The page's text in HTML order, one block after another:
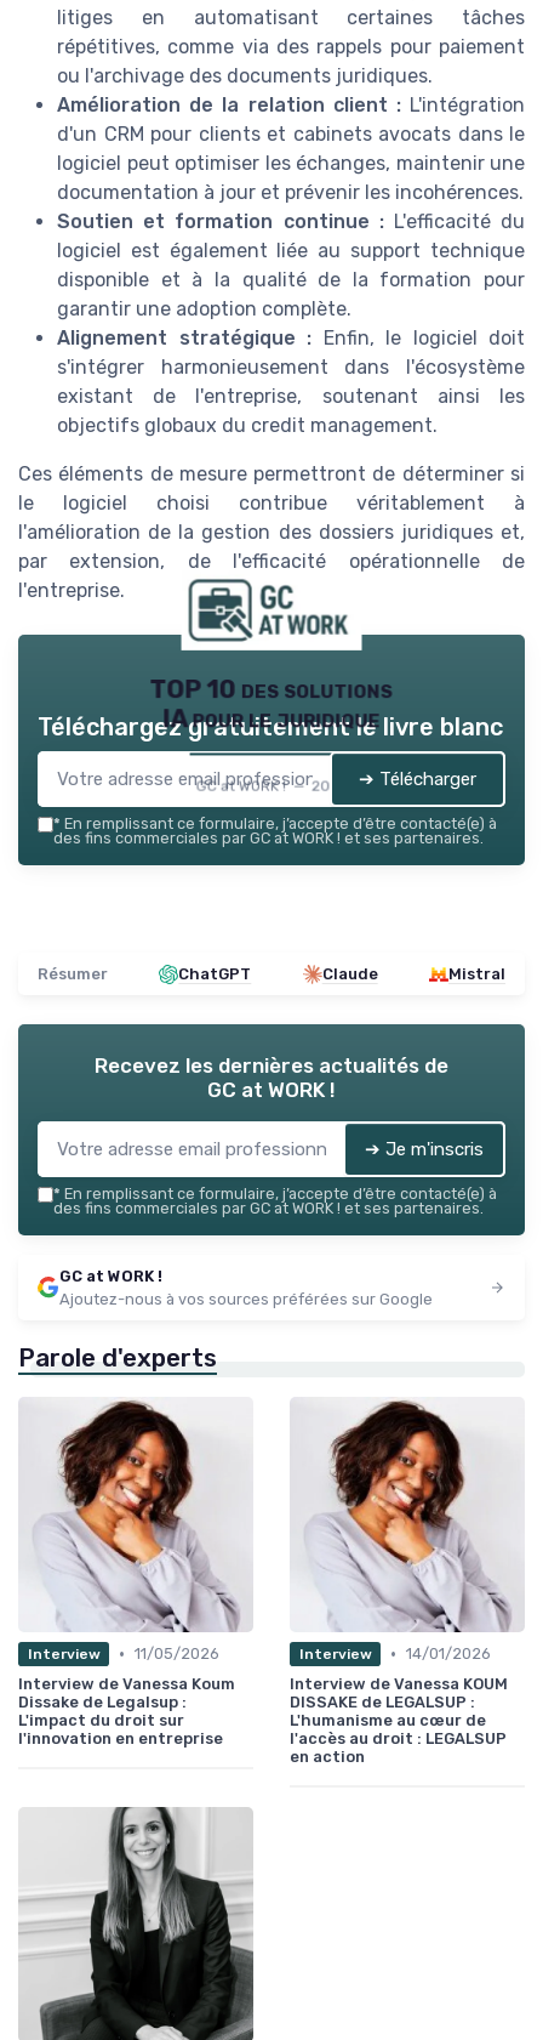
litiges en automatisant certaines tâches
répétitives, comme via des rappels pour paiement
ou l'archivage des documents juridiques.
Amélioration de la relation client :L'intégration
d'un CRM pour clients et cabinets avocats dans le
logiciel peut optimiser les échanges, maintenir une
documentation à jour et prévenir les incohérences.
Soutien et formation continue :L'efficacité du
logiciel est également liée au support technique
disponible et à la qualité de la formation pour
garantir une adoption complète.
Alignement stratégique : Enfin, le logiciel doit
s'intégrer harmonieusement dans l'écosystème
existant de l'entreprise, soutenant ainsi les
objectifs globaux du credit management.
Ces éléments de mesure permettront de déterminer si
le logiciel choisi contribue véritablement à
l'amélioration de la gestion des dossiers juridiques et,
par extension, de l'efficacité opérationnelle de
l'entreprise.
TOP 10 des solutions
IA pour le juridique
GC at WORK ! — 2026
Téléchargez gratuitement le livre blanc
➔ Télécharger
* En remplissant ce formulaire, j’accepte d’être contacté(e) à
des fins commerciales par GC at WORK ! et ses partenaires.
Résumer ChatGPT Claude Mistral
Recevez les dernières actualités de
GC at WORK !
➔ Je m'inscris
* En remplissant ce formulaire, j’accepte d’être contacté(e) à
des fins commerciales par GC at WORK ! et ses partenaires.
GC at WORK !
Ajoutez-nous à vos sources préférées sur Google
Parole d'experts
Interview • 11/05/2026
Interview de Vanessa Koum
Dissake de Legalsup :
L'impact du droit sur
l'innovation en entreprise
Interview • 14/01/2026
Interview de Vanessa KOUM
DISSAKE de LEGALSUP :
L'humanisme au cœur de
l'accès au droit : LEGALSUP
en action